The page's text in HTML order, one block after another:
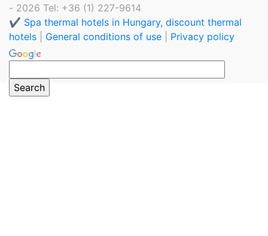
- 2026 Tel: +36 (1) 227-9614
✔️ Spa thermal hotels in Hungary, discount thermal
hotels
General conditions of use Privacy policy